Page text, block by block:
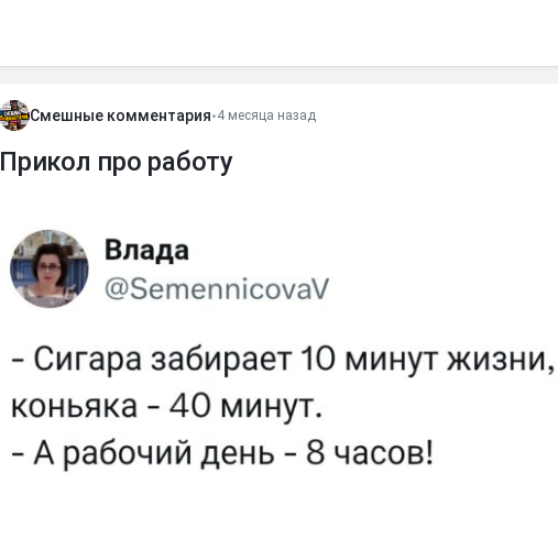
Смешные комментария•4 месяца назад
Прикол про работу